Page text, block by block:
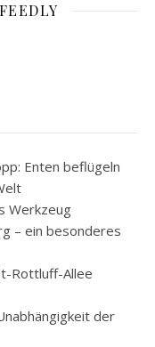
Enten beflügeln
Werkzeug
– ein besonderes
Rottluff-Allee
der